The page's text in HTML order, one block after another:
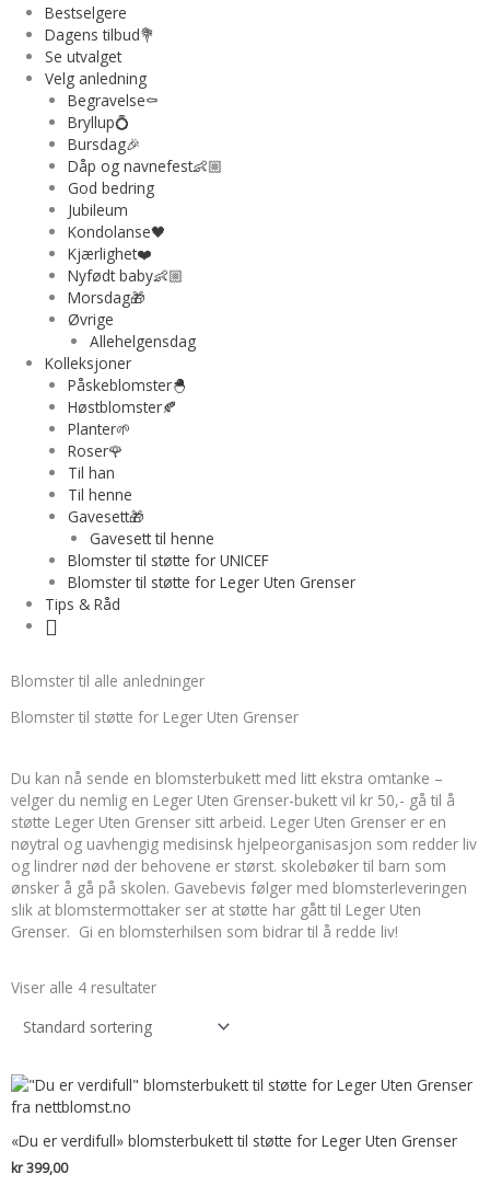
Bestselgere
Dagens tilbud💐
Se utvalget
Velg anledning
Begravelse⚰️
Bryllup💍
Bursdag🎉
Dåp og navnefest👶🏼
God bedring
Jubileum
Kondolanse🖤
Kjærlighet❤️
Nyfødt baby👶🏼
Morsdag🎁
Øvrige
Allehelgensdag
Kolleksjoner
Påskeblomster🐣
Høstblomster🍂
Planter🌱
Roser🌹
Til han
Til henne
Gavesett🎁
Gavesett til henne
Blomster til støtte for UNICEF
Blomster til støtte for Leger Uten Grenser
Tips & Råd
Blomster til alle anledninger
Blomster til støtte for Leger Uten Grenser
Du kan nå sende en blomsterbukett med litt ekstra omtanke –
velger du nemlig en Leger Uten Grenser-bukett vil kr 50,- gå til å
støtte Leger Uten Grenser sitt arbeid. Leger Uten Grenser er en
nøytral og uavhengig medisinsk hjelpeorganisasjon som redder liv
og lindrer nød der behovene er størst. skolebøker til barn som
ønsker å gå på skolen. Gavebevis følger med blomsterleveringen
slik at blomstermottaker ser at støtte har gått til Leger Uten
Grenser. Gi en blomsterhilsen som bidrar til å redde liv!
Viser alle 4 resultater
«Du er verdifull» blomsterbukett til støtte for Leger Uten Grenser
kr399,00